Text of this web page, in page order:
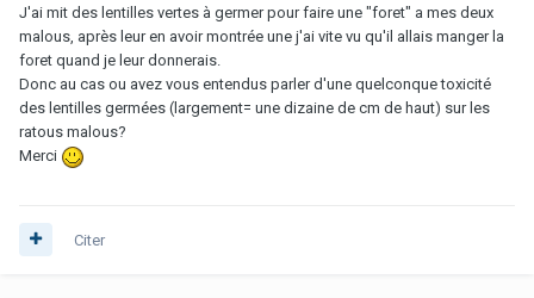
J'ai mit des lentilles vertes à germer pour faire une "foret" a mes deux
malous, après leur en avoir montrée une j'ai vite vu qu'il allais manger la
foret quand je leur donnerais.
Donc au cas ou avez vous entendus parler d'une quelconque toxicité
des lentilles germées (largement= une dizaine de cm de haut) sur les
ratous malous?
Merci
Citer